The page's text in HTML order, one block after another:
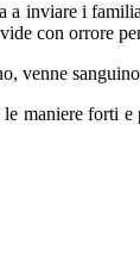
a inviare i
con orrore
venne
le maniere forti